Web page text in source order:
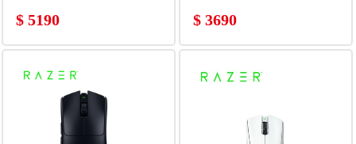
$ 5190 $ 3690